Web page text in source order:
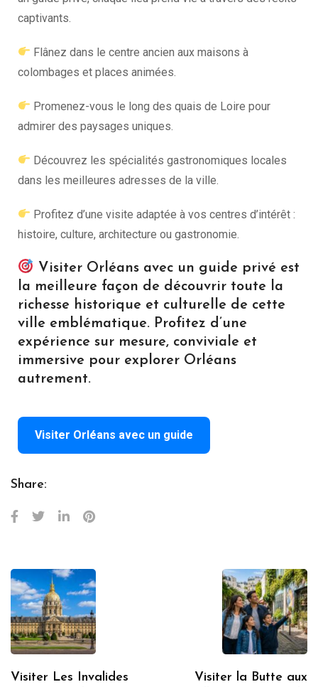
captivants.
Flânez dans le centre ancien aux maisons à
colombages et places animées.
Promenez-vous le long des quais de Loire pour
admirer des paysages uniques.
Découvrez les spécialités gastronomiques locales
dans les meilleures adresses de la ville.
Profitez d’une visite adaptée à vos centres d’intérêt :
histoire, culture, architecture ou gastronomie.
Visiter Orléans avec un guide privé est
la meilleure façon de découvrir toute la
richesse historique et culturelle de cette
ville emblématique. Profitez d’une
expérience sur mesure, conviviale et
immersive pour explorer Orléans
autrement.
Visiter Orléans avec un guide
Share:
Visiter Les Invalides
Visiter la Butte aux